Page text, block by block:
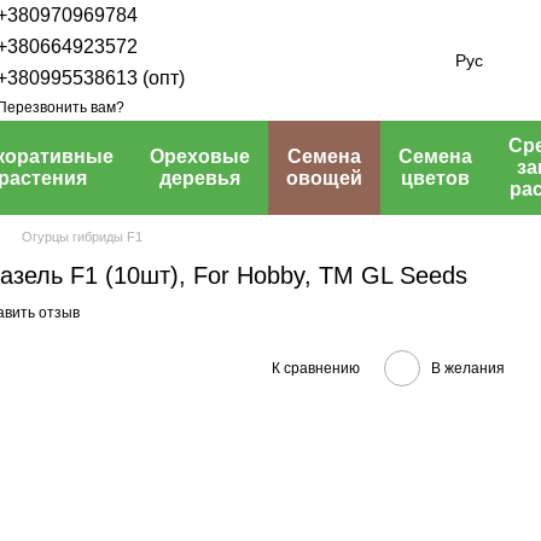
(опт)
вам?
Рус
растения
Ореховые
деревья
Семена
овощей
Семена
цветов
Огурцы гибриды F1
F1 (10шт), For Hobby, TM GL Seeds
отзыв
К сравнению В желания